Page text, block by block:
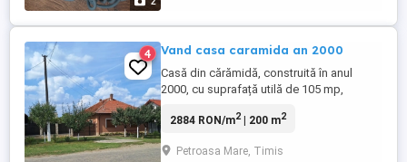
4 Vand casa caramida an 2000
Casă din cărămidă, construită în anul
2000, cu suprafață utilă de 105 mp,
(construcții din bolțari, aprox. 40 mp):
suplimentar Alte facilități: Terasă de 30
2884 RON/m2| 200 m2
Petroasa Mare, Timis